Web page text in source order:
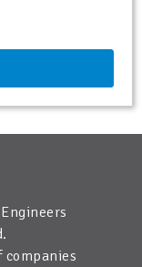
companies